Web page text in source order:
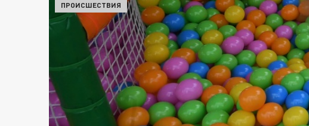
ПРОИСШЕСТВИЯ